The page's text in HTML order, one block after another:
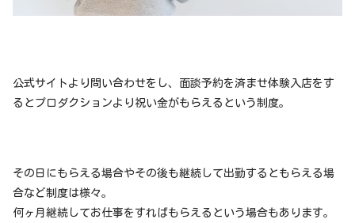
公式サイトより問い合わせをし、面談予約を済ませ体験入店をす
るとプロダクションより祝い金がもらえるという制度。
その日にもらえる場合やその後も継続して出勤するともらえる場
合など制度は様々。
何ヶ月継続してお仕事をすればもらえるという場合もあります。